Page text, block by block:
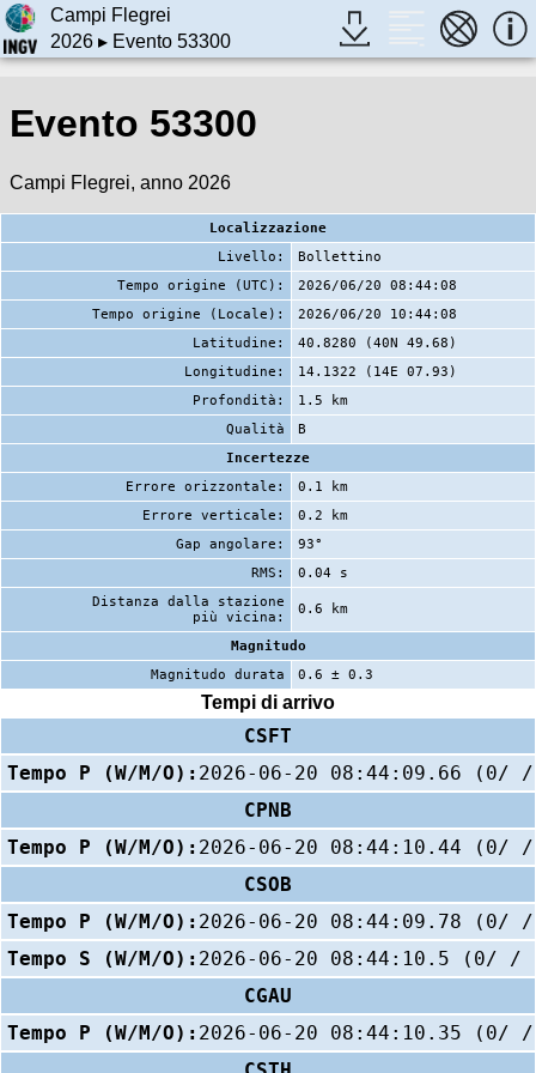
Campi Flegrei
2026▸ Evento 53300
Evento 53300
Campi Flegrei, anno 2026
Localizzazione
Livello:
Bollettino
Tempo origine (UTC):
2026/06/20 08:44:08
Tempo origine (Locale):
2026/06/20 10:44:08
Latitudine:
40.8280 (40N 49.68)
Longitudine:
14.1322 (14E 07.93)
Profondità:
1.5 km
Qualità
B
Incertezze
Errore orizzontale:
0.1 km
Errore verticale:
0.2 km
Gap angolare:
93°
RMS:
0.04 s
Distanza dalla stazione
più vicina:
0.6 km
Magnitudo
Magnitudo durata
0.6 ± 0.3
Tempi di arrivo
CSFT
Tempo P (W/M/O): 2026-06-20 08:44:09.66 (0/
CPNB
Tempo P (W/M/O): 2026-06-20 08:44:10.44 (0/
CSOB
Tempo P (W/M/O): 2026-06-20 08:44:09.78 (0/
Tempo S (W/M/O): 2026-06-20 08:44:10.5 (0/ /
CGAU
Tempo P (W/M/O): 2026-06-20 08:44:10.35 (0/